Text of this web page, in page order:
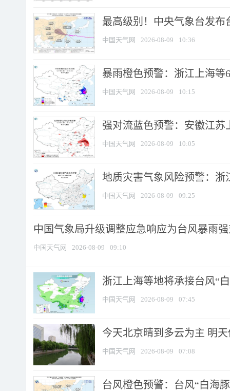
最高级别！中央气象台发布
中国天气网 2026-08-09 10:36
暴雨橙色预警：浙江上海等
中国天气网 2026-08-09 10:15
强对流蓝色预警：安徽江苏
中国天气网 2026-08-09 10:05
地质灾害气象风险预警：浙
中国天气网 2026-08-09 09:25
中国气象局升级调整应急响应为台风暴雨
中国天气网 2026-08-09 09:10
浙江上海等地将承接台风“
中国天气网 2026-08-09 07:45
今天北京晴到多云为主 明
中国天气网 2026-08-09 07:08
台风橙色预警：台风“白海